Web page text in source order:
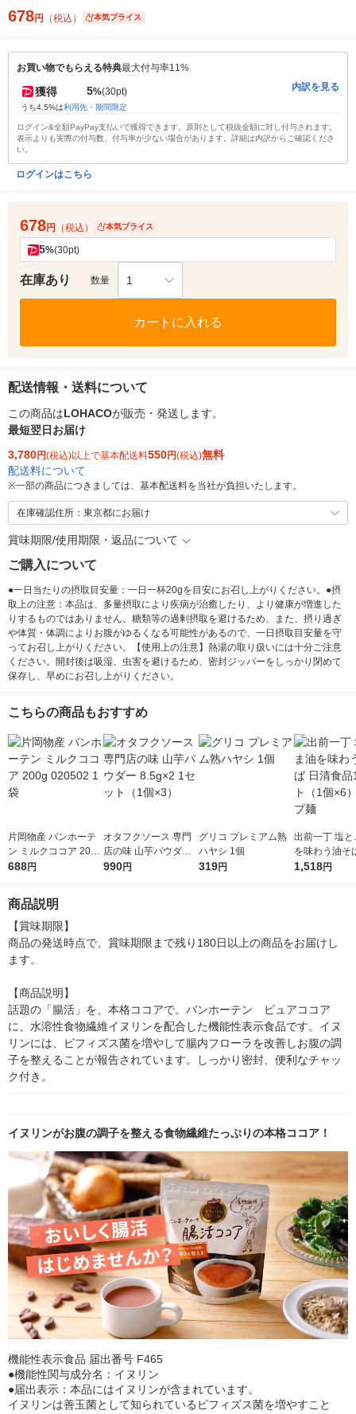
678円 （税込） 本気プライス
お買い物でもらえる特典最大付与率11%
獲得 5%(30pt)
うち4.5%は利用先・期間限定
内訳を見る
ログイン&全額PayPay支払いで獲得できます。原則として税抜金額に対し付与されます。
表示よりも実際の付与数、付与率が少ない場合があります。詳細は内訳からご確認くださ
い。
ログインはこちら
678円 （税込） 本気プライス
5%(30pt)
在庫あり 数量 1
カートに入れる
配送情報・送料について
この商品はLOHACOが販売・発送します。
最短翌日お届け
3,780円(税込)以上で基本配送料550円(税込)無料
配送料について
※一部の商品につきましては、基本配送料を当社が負担いたします。
在庫確認住所：東京都にお届け
賞味期限/使用期限・返品について
ご購入について
●一日当たりの摂取目安量：一日一杯20gを目安にお召し上がりください。●摂
取上の注意：本品は、多量摂取により疾病が治癒したり、より健康が増進した
りするものではありません。糖類等の過剰摂取を避けるため、また、摂り過ぎ
や体質・体調によりお腹がゆるくなる可能性があるので、一日摂取目安量を守
ってお召し上がりください。【使用上の注意】熱湯の取り扱いには十分ご注意
ください。開封後は吸湿、虫害を避けるため、密封ジッパーをしっかり閉めて
保存し、早めにお召し上がりください。
こちらの商品もおすすめ
片岡物産 バンホーテ
ン ミルクココア 200g
020502 1袋
688円
オタフクソース 専門
店の味 山芋パウダー
8.5g×2 1セット（1個
990円
グリコ プレミアム熟
ハヤシ 1個
319円
出前一丁 塩と
を味わう油そ
食品1セット
1,518円
商品説明
【賞味期限】
商品の発送時点で、賞味期限まで残り180日以上の商品をお届けし
ます。
【商品説明】
話題の「腸活」を、本格ココアで。バンホーテン　ピュアココア
に、水溶性食物繊維イヌリンを配合した機能性表示食品です。イヌ
リンには、ビフィズス菌を増やして腸内フローラを改善しお腹の調
子を整えることが報告されています。しっかり密封、便利なチャッ
ク付き。
イヌリンがお腹の調子を整える食物繊維たっぷりの本格ココア！
機能性表示食品 届出番号 F465
●機能性関与成分名：イヌリン
●届出表示：本品にはイヌリンが含まれています。
イヌリンは善玉菌として知られているビフィズス菌を増やすこと